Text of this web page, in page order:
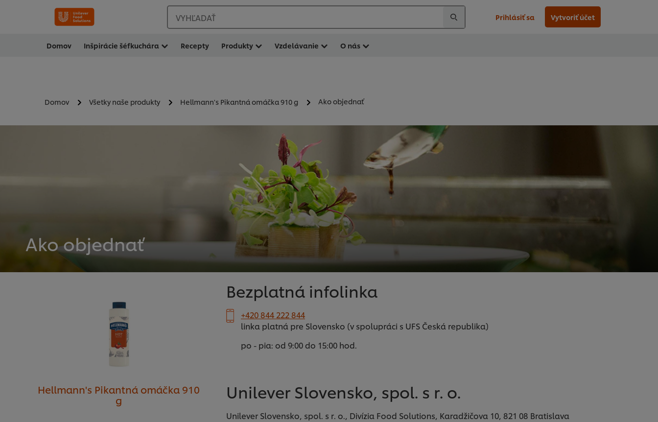
VYHĽADAŤ Prihlásiť sa Vytvoriť účet
Domov Inšpirácie šéfkuchára Recepty Produkty Vzdelávanie O nás
Domov Všetky naše produkty Hellmann's Pikantná omáčka 910 g Ako objednať
Ako objednať
Bezplatná infolinka
+420 844 222 844
linka platná pre Slovensko (v spolupráci s UFS Česká republika)
po - pia: od 9:00 do 15:00 hod.
Unilever Slovensko, spol. s r. o.
Unilever Slovensko, spol. s r. o., Divízia Food Solutions, Karadžičova 10, 821 08 Bratislava
Hellmann's Pikantná omáčka 910
g